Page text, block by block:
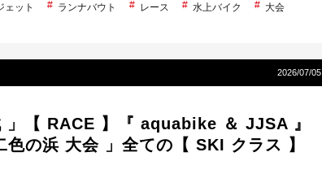
ェット ランナバウト レース 水上バイク 大会
2026/07/05
」【 RACE 】『 aquabike ＆ JJSA 』
色の浜 大会 」全ての【 SKI クラス 】